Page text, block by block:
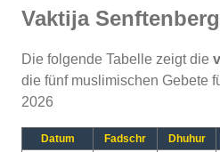
Vaktija
Die folgende Tabelle zeigt die
die fünf muslimischen Gebete
2026
Datum Fadschr Dhuhur